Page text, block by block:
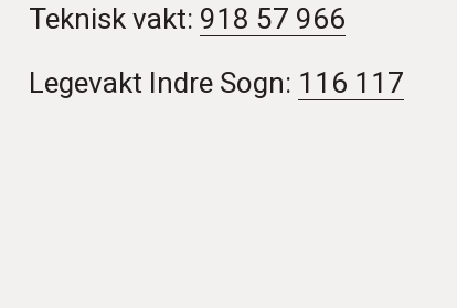
Teknisk vakt: 918 57 966
Legevakt Indre Sogn: 116 117